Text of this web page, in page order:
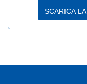
SCARICA